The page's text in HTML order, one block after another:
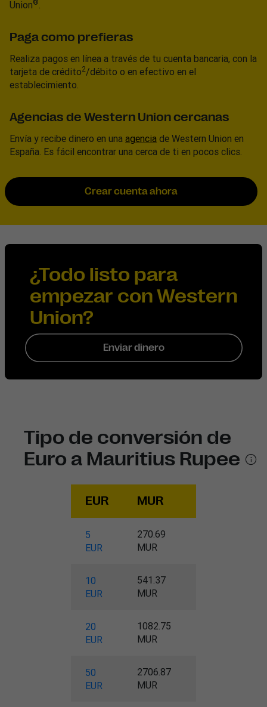
Union®.
Paga como prefieras
Realiza pagos en línea a través de tu cuenta bancaria, con la
tarjeta de crédito2/débito o en efectivo en el
establecimiento.
Agencias de Western Union cercanas
Envía y recibe dinero en una agencia de Western Union en
España. Es fácil encontrar una cerca de ti en pocos clics.
Crear cuenta ahora
¿Todo listo para
empezar con Western
Union?
Enviar dinero
Tipo de conversión de
Euro a Mauritius Rupee
EUR MUR
5
EUR
270.69
MUR
10
EUR
541.37
MUR
20
EUR
1082.75
MUR
50
EUR
2706.87
MUR